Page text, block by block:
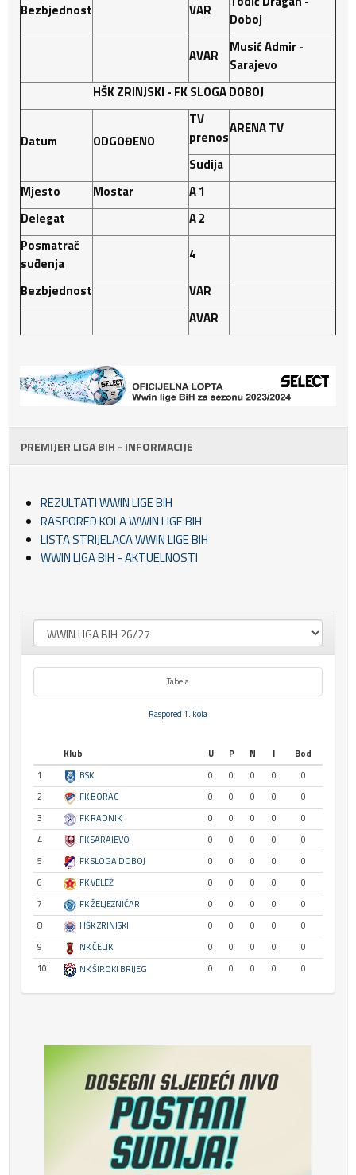
Bezbjednost VAR
Doboj
AVAR
Musić Admir -
Sarajevo
HŠK ZRINJSKI - FK SLOGA DOBOJ
Datum ODGOĐENO
TV
prenos
ARENA TV
Sudija
Mjesto
Mostar
A 1
Delegat
A 2
Posmatrač
suđenja
4
Bezbjednost
VAR
AVAR
PREMIJER LIGA BIH - INFORMACIJE
REZULTATI WWIN LIGE BIH
RASPORED KOLA WWIN LIGE BIH
LISTA STRIJELACA WWIN LIGE BIH
WWIN LIGA BIH - AKTUELNOSTI
Tabela
Raspored 1. kola
Klub U P N I
Bod
1
BSK 0 0 0 0
0
2
FK BORAC 0 0 0 0
0
3
FK RADNIK 0 0 0 0
0
4
FK SARAJEVO 0 0 0 0
0
5
FK SLOGA DOBOJ 0 0 0 0
0
6
FK VELEŽ 0 0 0 0
0
7
FK ŽELJEZNIČAR 0 0 0 0
0
8
HŠK ZRINJSKI 0 0 0 0
0
9
NK ČELIK 0 0 0 0
0
10
NK ŠIROKI BRIJEG 0 0 0 0 0